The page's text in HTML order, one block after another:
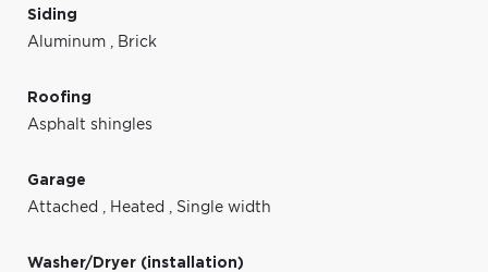
Siding
Aluminum , Brick
Roofing
Asphalt shingles
Garage
Attached , Heated , Single width
Washer/Dryer (installation)